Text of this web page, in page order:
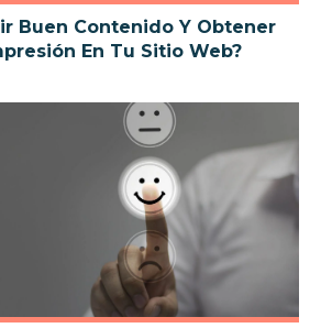
Buen Contenido Y Obtener
En Tu Sitio Web?